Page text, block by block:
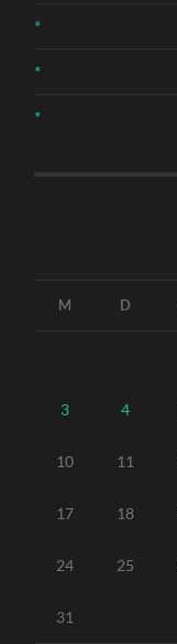
*
*
*
M D
3 4
10 11
17 18
24 25
31